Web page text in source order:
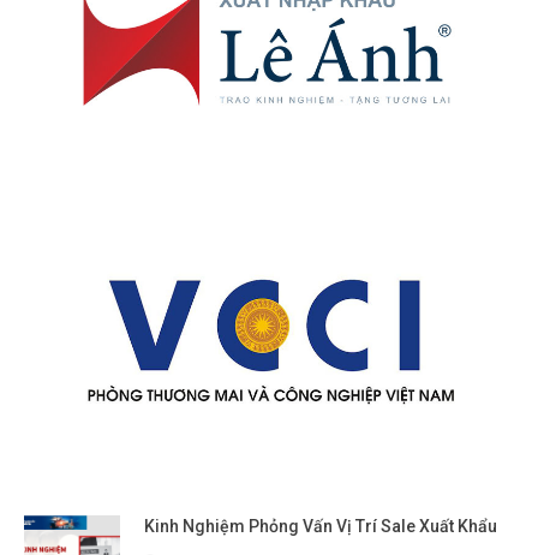
Kinh Nghiệm Phỏng Vấn Vị Trí Sale Xuất Khẩu